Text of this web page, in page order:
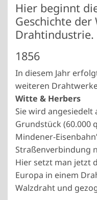
Hier beginnt
Geschichte der
Drahtindustrie.
1856
In diesem Jahr
weiteren
Witte & Herbers
Sie wird angesiedelt
Grundstück (60.000
Mindener-
Straßenverbindung
Hier setzt man jetzt
Europa in einem
Walzdraht und